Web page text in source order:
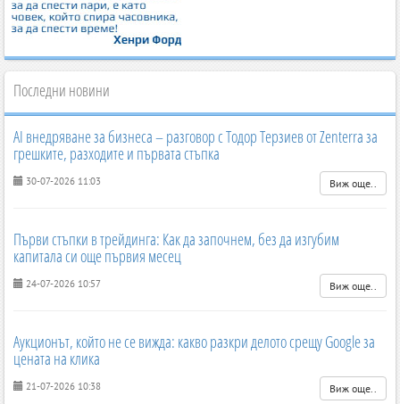
Последни новини
AI внедряване за бизнеса – разговор с Тодор Терзиев от Zenterra за
грешките, разходите и първата стъпка
30-07-2026 11:03 Виж още..
Първи стъпки в трейдинга: Как да започнем, без да изгубим
капитала си още първия месец
24-07-2026 10:57 Виж още..
Аукционът, който не се вижда: какво разкри делото срещу Google за
цената на клика
21-07-2026 10:38 Виж още..